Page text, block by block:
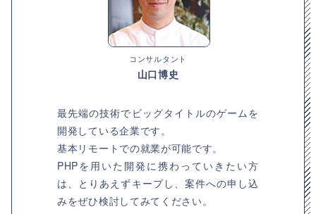
コンサルタント
山口博史
最先端の技術でビッグタイトルのゲームを
開発している企業です。
基本リモートでの就業が可能です。
PHPを用いた開発に携わっていきたい方
は、とりあえずキープし、案件への申し込
みをぜひ検討してみてください。